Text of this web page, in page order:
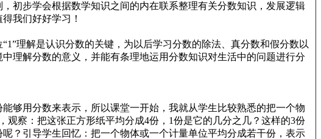
初步学会根据数学知识之间的内在联系整理有关分数知识，发展逻辑
我们好好学习！
理解是认识分数的关键，为以后学习分数的除法、真分数和假分数以
理解分数的意义，并能有条理地运用分数知识对生活中的问题进行分
够用分数来表示，所以课堂一开始，我就从学生比较熟悉的把一个物
察：把这张正方形纸平均分成4份，1份是它的几分之几？这样的3份
？引导学生回忆：把一个物体或一个计量单位平均分成若干份，表示